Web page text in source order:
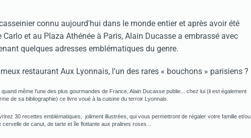
connu aujourd'hui dans le monde entier et après avoir été
et au Plaza Athénée à Paris, Alain Ducasse a embrassé avec
quelques adresses emblématiques du genre.
restaurant Aux Lyonnais, l'un des rares « bouchons » parisiens ?
même l'une des plus gourmandes de France, Alain Ducasse publie... chez lui (il est également
de sa bibliographie) ce livre voué à la cuisine du terroir Lyonnais.
30 recettes emblématiques, joliment illustrées, qui vous permettront de régaler votre famille et/ou
de canut, de tarte et île flottante aux pralines roses...